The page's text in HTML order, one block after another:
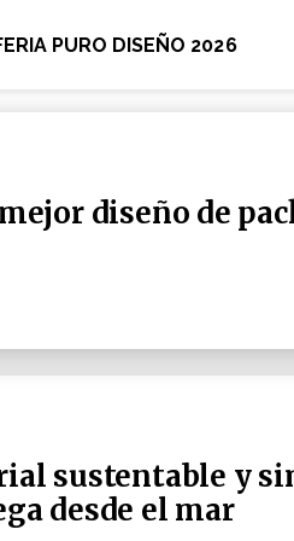
PURO DISEÑO 2026
diseño de
sustentable y
desde el mar